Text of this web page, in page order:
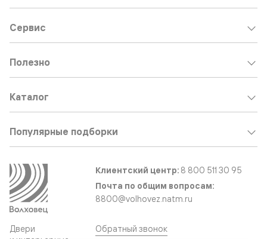
Двери
Сервис
Полезно
Каталог
Популярные подборки
Клиентский центр: 8 800 511 30 95
Почта по общим вопросам:
8800@volhovez.natm.ru
Обратный звонок